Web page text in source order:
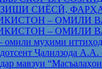
СИЁСӢ,
– ОМИЛИ
– ОМИЛИ
муҳими
Ҷалилзода А.А.
мавзуи